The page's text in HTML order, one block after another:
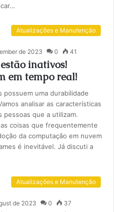
Atualizações e Manutenção
de 2023 0 41
inativos!
em tempo real!
possuem uma durabilidade
analisar as características
pessoas que a utilizam.
coisas que frequentemente
da computação em nuvem
é inevitável. Já discuti a
Atualizações e Manutenção
de 2023 0 37